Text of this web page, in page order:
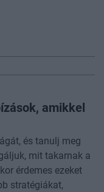
amikkel
és tanulj meg
mit takarnak a
érdemes ezeket
stratégiákat,